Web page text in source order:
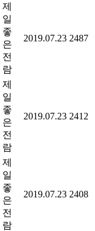
제
일
좋
은
전
람
2019.07.23 2487
제
일
좋
은
전
람
2019.07.23 2412
제
일
좋
은
전
람
2019.07.23 2408